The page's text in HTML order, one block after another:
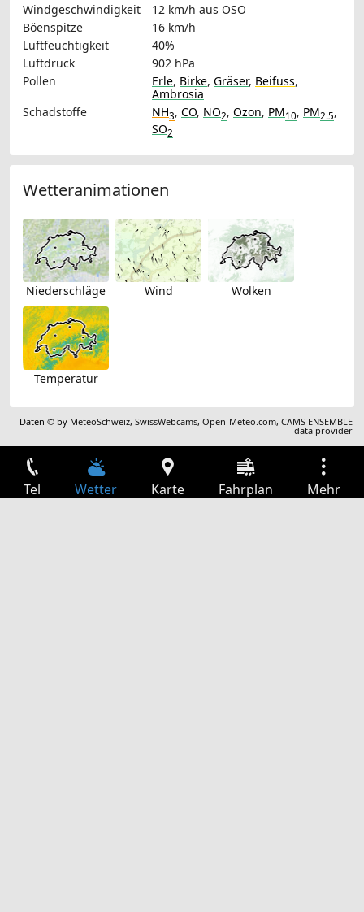
Windgeschwindigkeit
12 km/h aus OSO
Böenspitze
16 km/h
Luftfeuchtigkeit
40%
Luftdruck
902 hPa
Pollen
Erle, Birke, Gräser, Beifuss,
Ambrosia
Schadstoffe
NH3, CO, NO2, Ozon, PM10, PM2.5,
SO2
Wetteranimationen
Niederschläge Wind Wolken
Temperatur
Daten © by MeteoSchweiz,SwissWebcams,Open-Meteo.com,CAMS ENSEMBLE
data provider
Tel Wetter Karte Fahrplan Mehr